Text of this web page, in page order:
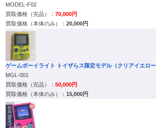
MODEL-F02
70,000円
20,000円
ゲームボーイライト トイザらス限定モデル（クリアイエロー
MGL-001
50,000円
15,000円